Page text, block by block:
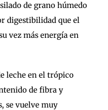
de grano húmedo
digestibilidad que el
vez más energía en
leche en el trópico
de fibra y
se vuelve muy